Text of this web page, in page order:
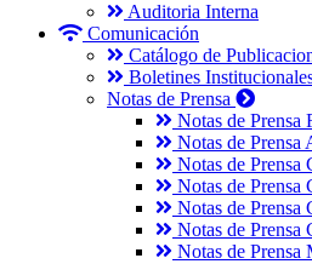
Auditoria Interna
Comunicación
Catálogo de
Boletines
Notas de Prensa
Notas de Prensa
Notas de Prensa
Notas de Prensa
Notas de Prensa
Notas de Prensa
Notas de Prensa
Notas de Prensa